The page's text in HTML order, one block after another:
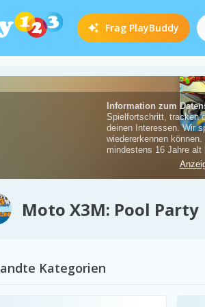
Frag PlayBuddy
Moto X3M: Pool Party
Kategorien